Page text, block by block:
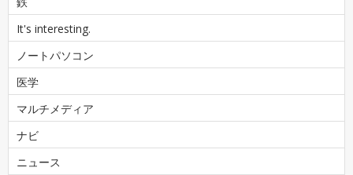
It's interesting.
ノートパソコン
医学
マルチメディア
ナビ
ニュース